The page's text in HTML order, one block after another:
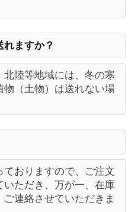
ますか？
陸等地域には、冬の寒
物（土物）は送れない場
ておりますので、ご注文
ただき、万が一、在庫
連絡させていただきま